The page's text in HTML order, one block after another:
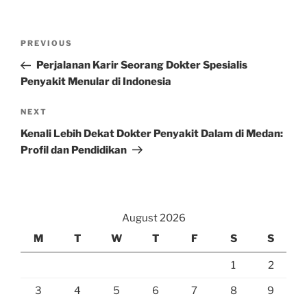
Previous
Post
PREVIOUS
Perjalanan Karir Seorang Dokter Spesialis
Penyakit Menular di Indonesia
Next
Post
NEXT
Kenali Lebih Dekat Dokter Penyakit Dalam di Medan:
Profil dan Pendidikan
August 2026
M
T W T F S S
1 2
3 4 5 6 7 8 9